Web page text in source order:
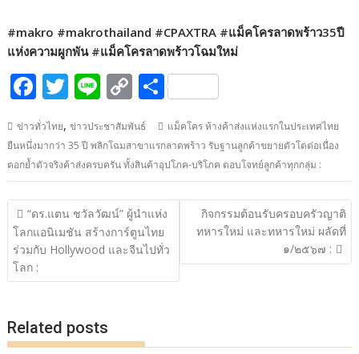
#makro #makrothailand #CPAXTRA #แม็คโครลาดพร้าว35ปี
แห่งความผูกพัน #แม็คโครลาดพร้าวโฉมใหม่
F
ac
e
b
o
o
k
T
itt
er
Li
e
C
o
p
y
Li
n
k
S
h
ar
e
ข่าวทั่วไทย,ข่าวประชาสัมพันธ์
แม็คโคร ห้างค้าส่งแห่งแรกในประเทศไทย
ยืนหนึ่งมากว่า 35 ปี พลิกโฉมสาขาแรกลาดพร้าว รับฐานลูกค้าขยายตัวโตต่อเนื่อง
ตอกย้ำตัวจริงค้าส่งครบครัน ทั้งสินค้าอุปโภค-บริโภค ตอบโจทย์ลูกค้าทุกกลุ่ม :
แนะแนว
เรื่อง
“ดร.แตน ชวัลวัฒน์” ผู้นำแห่ง
โลกแอนิเมชัน สร้างการ์ตูนไทย
ร่วมกับ Hollywood และจีนไปทั่ว
โลก :
กิจกรรมต้อนรับครอบครัวญาติ
ทหารใหม่ และทหารใหม่ ผลัดที่
๑/๒๕๖๗ :
Related posts